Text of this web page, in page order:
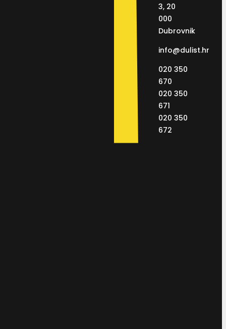
3, 20
000
Dubrovnik
info@dulist.hr
020 350
670
020 350
671
020 350
672